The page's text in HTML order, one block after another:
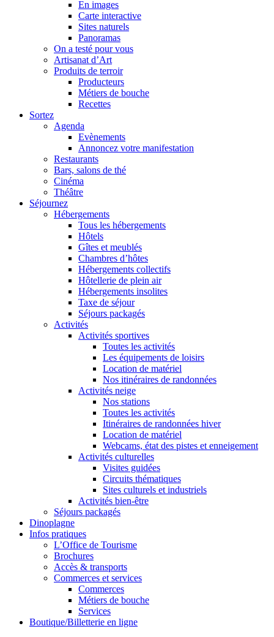
En images
Carte interactive
Sites naturels
Panoramas
On a testé pour vous
Artisanat d’Art
Produits de terroir
Producteurs
Métiers de bouche
Recettes
Sortez
Agenda
Evènements
Annoncez votre manifestation
Restaurants
Bars, salons de thé
Cinéma
Théâtre
Séjournez
Hébergements
Tous les hébergements
Hôtels
Gîtes et meublés
Chambres d’hôtes
Hébergements collectifs
Hôtellerie de plein air
Hébergements insolites
Taxe de séjour
Séjours packagés
Activités
Activités sportives
Toutes les activités
Les équipements de loisirs
Location de matériel
Nos itinéraires de randonnées
Activités neige
Nos stations
Toutes les activités
Itinéraires de randonnées hiver
Location de matériel
Webcams, état des pistes et enneigement
Activités culturelles
Visites guidées
Circuits thématiques
Sites culturels et industriels
Activités bien-être
Séjours packagés
Dinoplagne
Infos pratiques
L’Office de Tourisme
Brochures
Accès & transports
Commerces et services
Commerces
Métiers de bouche
Services
Boutique/Billetterie en ligne